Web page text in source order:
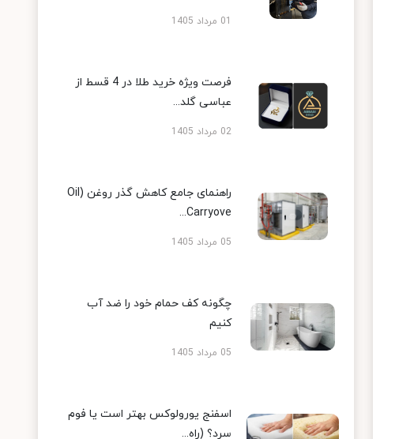
01 مرداد 1405
فرصت ویژه خرید طلا در 4 قسط از
عباسی گلد...
02 مرداد 1405
راهنمای جامع کاهش گذر روغن (Oil
Carryove...
05 مرداد 1405
چگونه کف حمام خود را ضد آب
کنیم
05 مرداد 1405
اسفنج یورولوکس بهتر است یا فوم
سرد؟ (راه...